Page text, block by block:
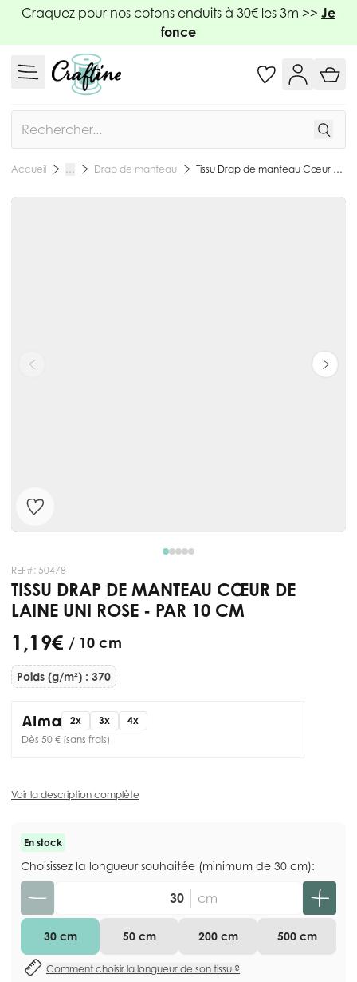
Allez au contenu
Craquez pour nos cotons enduits à 30€ les 3m >> Je
fonce
Accueil … Drap de manteau Tissu Drap de manteau Cœur de Laine uni Rose - Par 10 cm
REF#: 50478
TISSU DRAP DE MANTEAU CŒUR DE
LAINE UNI ROSE - PAR 10 CM
1,19 € / 10 cm
Poids (g/m²) : 370
2x 3x
4x
Dès 50 € (sans frais)
Voir la description complète
En stock
Choisissez la longueur souhaitée (minimum de 30 cm):
cm
30 cm 50 cm 200 cm 500 cm
Comment choisir la longueur de son tissu ?